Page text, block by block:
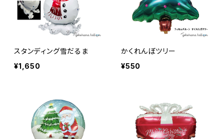
スタンディング雪だるま
¥1,650
かくれんぼツリー
¥550